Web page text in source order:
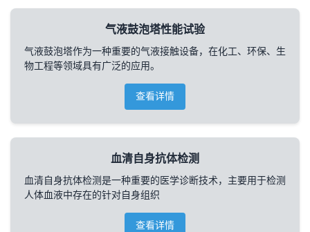
气液鼓泡塔性能试验
气液鼓泡塔作为一种重要的气液接触设备，在化工、环保、生
物工程等领域具有广泛的应用。
查看详情
血清自身抗体检测
血清自身抗体检测是一种重要的医学诊断技术，主要用于检测
人体血液中存在的针对自身组织
查看详情